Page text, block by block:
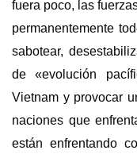
fuera poco, las
permanentemente
sabotear,
de «evolución
Vietnam y provocar
naciones que
están enfrentando